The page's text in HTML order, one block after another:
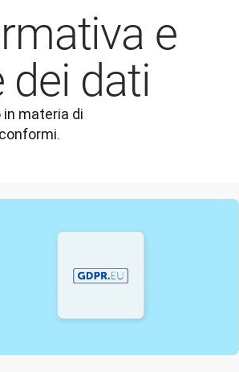
e
dati
in materia di